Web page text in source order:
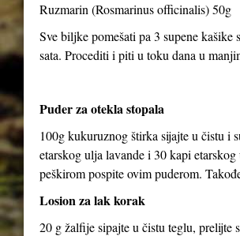
Ruzmarin (Rosmarinus officinalis) 50g
Sve biljke pomešati pa 3 supene
sata. Procediti i piti u toku dana u
Puder za otekla stopala
100g kukuruznog štirka sijajte u čistu i
etarskog ulja lavande i 30 kapi
peškirom pospite ovim puderom.
Losion za lak korak
20 g žalfije sipajte u čistu teglu, prelijte